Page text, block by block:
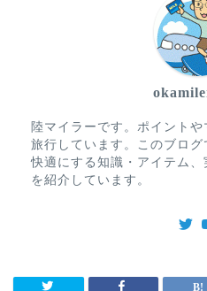
陸マイラーです。ポイント
旅行しています。このブロ
快適にする知識・アイテム
を紹介しています。